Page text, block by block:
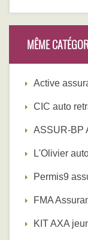
MÊME
Active
CIC auto
ASSUR-BP
L'Olivier
Permis9
FMA
KIT AXA